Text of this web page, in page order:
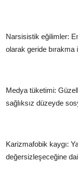
Narsisistik eğilimler:
olarak geride bırakma
Medya tüketimi:
sağlıksız düzeyde
Karizmafobik kaygı:
değersizleşeceğine